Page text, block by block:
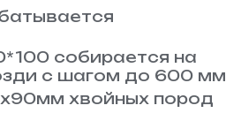
собирается на
с шагом до 600 мм
хвойных пород